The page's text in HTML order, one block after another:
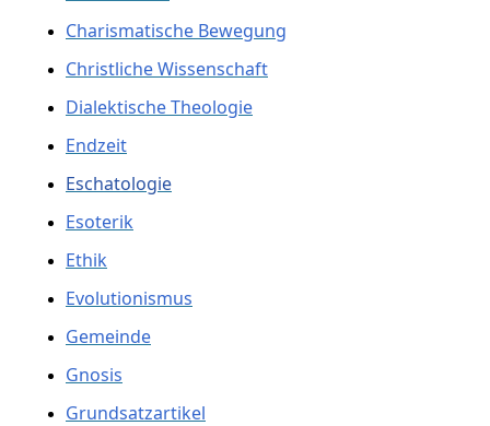
Charismatische Bewegung
Christliche Wissenschaft
Dialektische Theologie
Endzeit
Eschatologie
Esoterik
Ethik
Evolutionismus
Gemeinde
Gnosis
Grundsatzartikel